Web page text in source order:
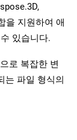
을 지원하여 애
있습니다.
로 복잡한 변
는 파일 형식의